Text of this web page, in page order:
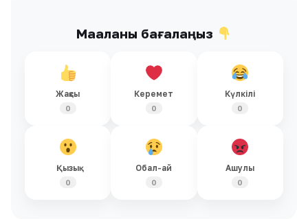
Мақаланы бағалаңыз
Жақсы
0
Керемет
0
Күлкілі
0
Қызық
0
Обал-ай
0
Ашулы
0